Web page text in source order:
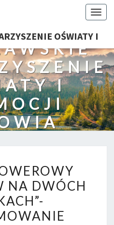
OŚWIATY I
I
ROWEROWY
„JAROSŁAW
NA
DWÓCH
NA DWÓCH